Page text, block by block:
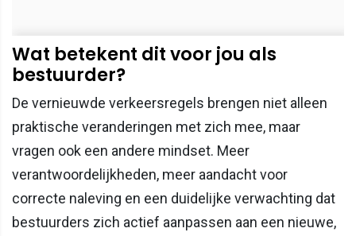
Wat betekent dit voor jou als
bestuurder?
De vernieuwde verkeersregels brengen niet alleen
praktische veranderingen met zich mee, maar
vragen ook een andere mindset. Meer
verantwoordelijkheden, meer aandacht voor
correcte naleving en een duidelijke verwachting dat
bestuurders zich actief aanpassen aan een nieuwe,